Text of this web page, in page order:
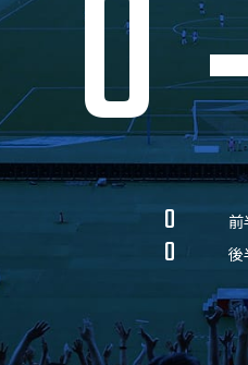
00 前
0
後